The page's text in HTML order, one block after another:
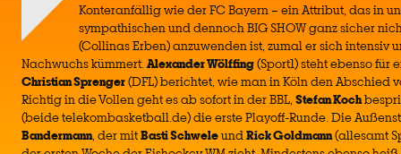
Konteranfällig wie der FC Bayern – ein Attribut, das in
sympathischen und dennoch BIG SHOW ganz sicher
(Collinas Erben) anzuwenden ist, zumal er sich intensiv
Nachwuchs kümmert.Alexander Wölffing(Sport1) steht ebenso für
Christian Sprenger(DFL) berichtet, wie man in Köln den Abschied
Richtig in die Vollen geht es ab sofort in der BBL, Stefan Koch
(beide telekombasketball.de) die erste Playoff-Runde. Die
Bandermann, der mitBasti SchweleundRick Goldmann(allesamt